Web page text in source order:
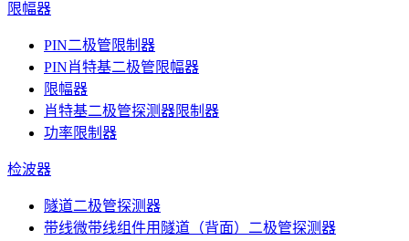
限幅器
PIN二极管限制器
PIN肖特基二极管限幅器
限幅器
肖特基二极管探测器限制器
功率限制器
检波器
隧道二极管探测器
带线微带线组件用隧道（背面）二极管探测器